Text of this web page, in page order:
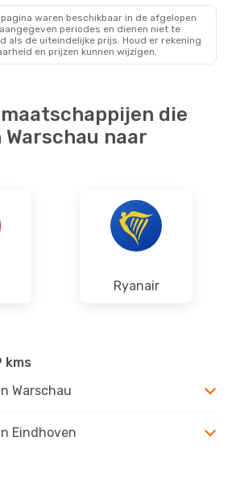
waren beschikbaar in de afgelopen
periodes en dienen niet te
als de uiteindelijke prijs. Houd er rekening
en prijzen kunnen wijzigen.
die
naar
Ryanair
kms
Warschau
Eindhoven